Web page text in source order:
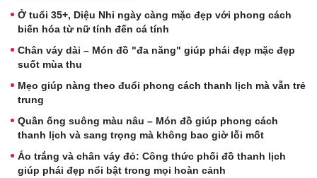
Ở tuổi 35+, Diệu Nhi ngày càng mặc đẹp với phong cách
biến hóa từ nữ tính đến cá tính
Chân váy dài – Món đồ "đa năng" giúp phái đẹp mặc đẹp
suốt mùa thu
Mẹo giúp nàng theo đuổi phong cách thanh lịch mà vẫn trẻ
trung
Quần ống suông màu nâu – Món đồ giúp phong cách
thanh lịch và sang trọng mà không bao giờ lỗi mốt
Áo trắng và chân váy đỏ: Công thức phối đồ thanh lịch
giúp phái đẹp nổi bật trong mọi hoàn cảnh